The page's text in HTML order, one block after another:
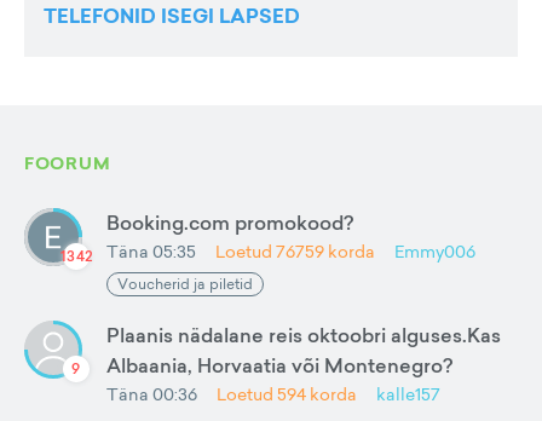
TELEFONID ISEGI LAPSED
FOORUM
1342
Booking.com promokood?
Täna 05:35 Loetud 76759 korda Emmy006
Voucherid ja piletid
9
Plaanis nädalane reis oktoobri alguses.Kas
Albaania, Horvaatia või Montenegro?
Täna 00:36 Loetud 594 korda kalle157